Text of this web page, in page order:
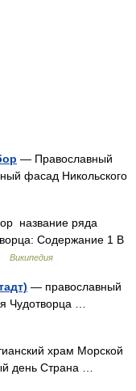
— Православный
фасад Никольского
название ряда
Содержание 1 В
Википедия
— православный
Чудотворца …
храм Морской
день Страна …